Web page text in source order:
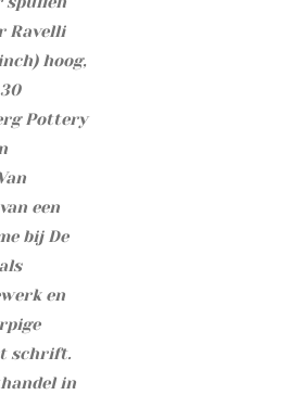
Ravelli
hoog,
Pottery
een
bij De
en
schrift.
in